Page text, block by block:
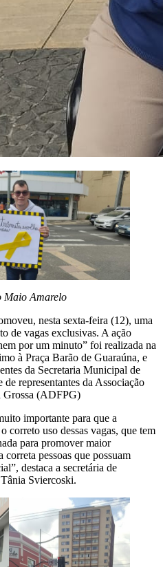
Maio Amarelo
nesta sexta-feira (12), uma
de vagas exclusivas. A ação
por um minuto” foi realizada na
à Praça Barão de Guaraúna, e
da Secretaria Municipal de
representantes da Associação
Grossa (ADFPG)
importante para que a
correto uso dessas vagas, que tem
para promover maior
pessoas que possuam
destaca a secretária de
Sviercoski.